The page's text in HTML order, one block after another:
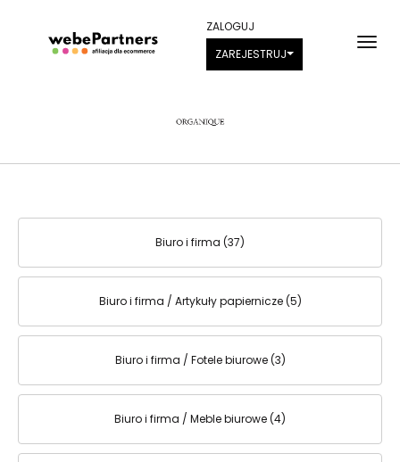
ZALOGUJ
ZAREJESTRUJ
Biuro i firma (37)
Biuro i firma / Artykuły papiernicze (5)
Biuro i firma / Fotele biurowe (3)
Biuro i firma / Meble biurowe (4)